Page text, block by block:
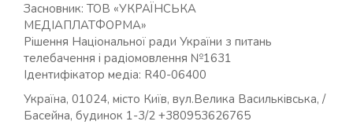
Засновник: ТОВ «УКРАЇНСЬКА
МЕДІАПЛАТФОРМА»
Рішення Національної ради України з питань
телебачення і радіомовлення №1631
Ідентифікатор медіа: R40-06400
Україна, 01024, місто Київ, вул.Велика Васильківська, /
Басейна, будинок 1-3/2 +380953626765